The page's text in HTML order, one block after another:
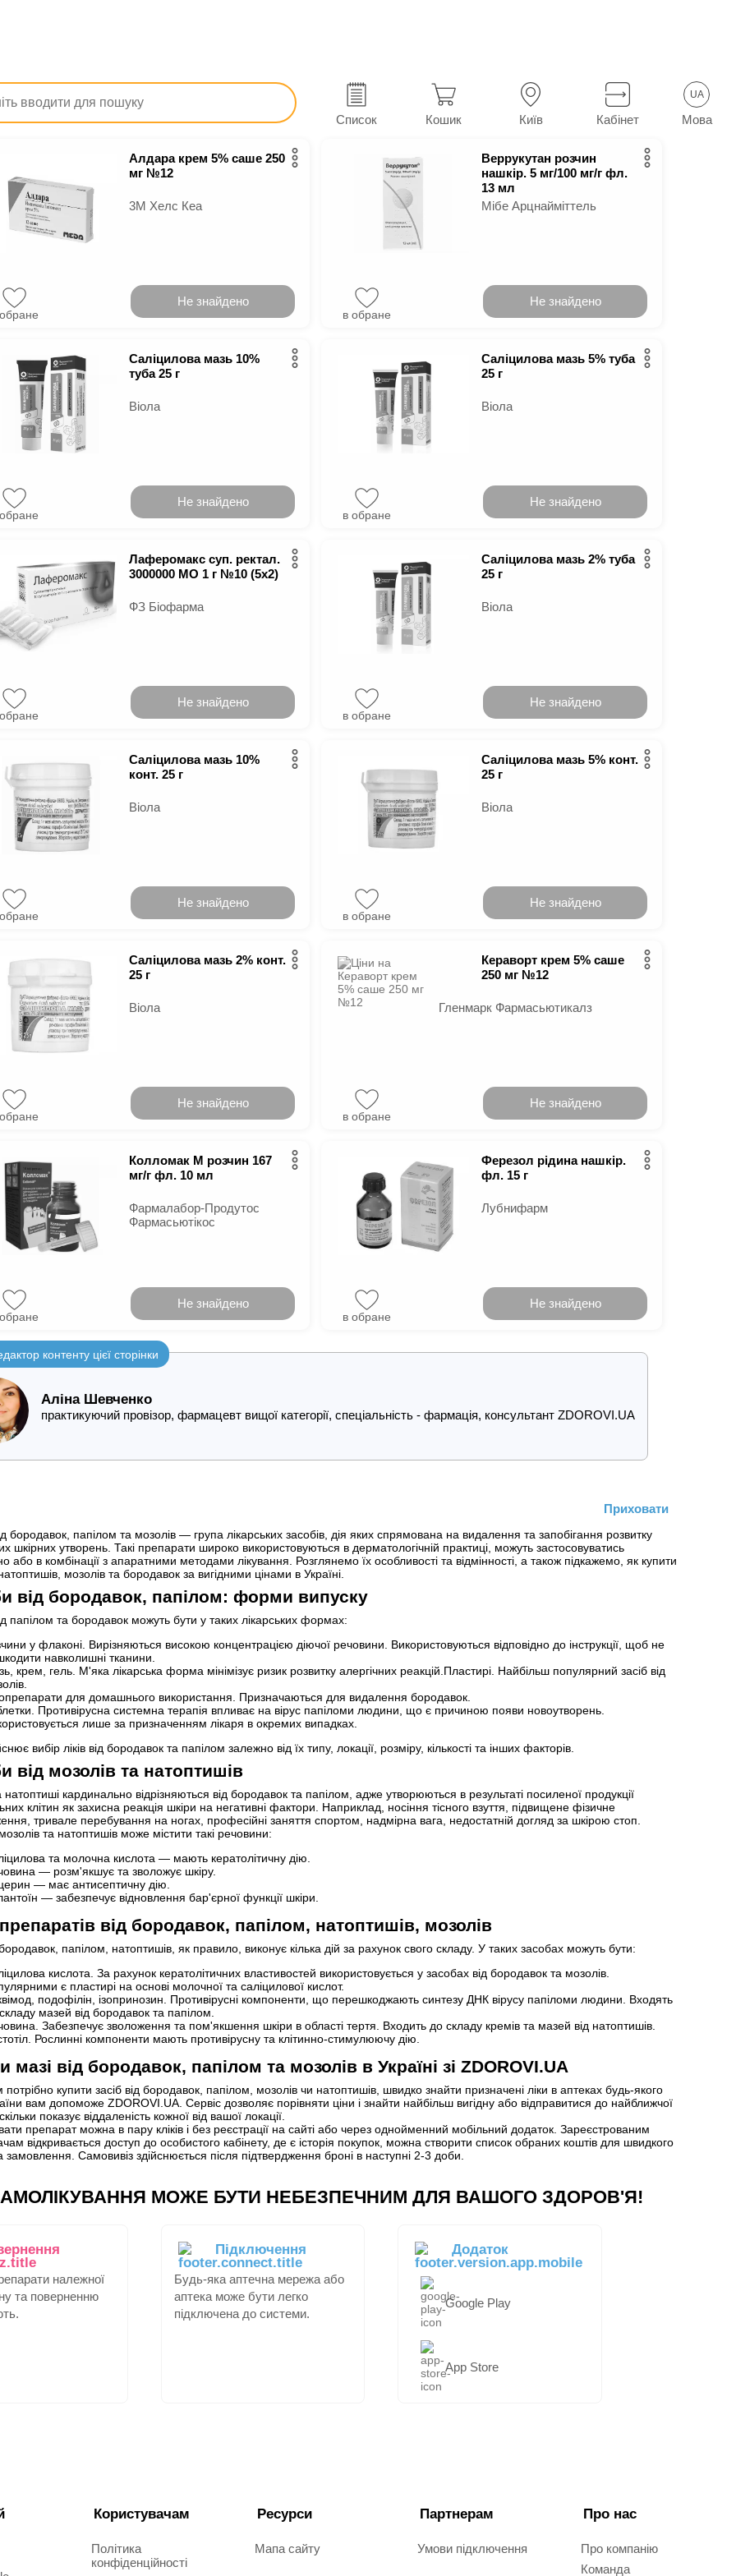
Список Кошик Київ Кабінет
UA
Мова
Ліки Дерматологічні Від мозолів, бородавок, кондилом у м.Київ
від мозолів, бородавок, кондилом
Алдара крем 5% саше 250
мг №12
3М Хелс Кеа
Не знайдено
Веррукутан розчин
нашкір. 5 мг/100 мг/г фл.
13 мл
Мібе Арцнайміттель
в обране
Не знайдено
Саліцилова мазь 10%
туба 25 г
Віола
Не знайдено
Саліцилова мазь 5% туба
25 г
Віола
в обране
Не знайдено
Лаферомакс суп. ректал.
3000000 МО 1 г №10 (5х2)
ФЗ Біофарма
Не знайдено
Саліцилова мазь 2% туба
25 г
Віола
в обране
Не знайдено
Саліцилова мазь 10%
конт. 25 г
Віола
Не знайдено
Саліцилова мазь 5% конт.
25 г
Віола
в обране
Не знайдено
Саліцилова мазь 2% конт.
25 г
Віола
Не знайдено
Кераворт крем 5% саше
250 мг №12
Гленмарк Фармасьютикалз
в обране
Не знайдено
Колломак М розчин 167
мг/г фл. 10 мл
Фармалабор-Продутос
Фармасьютікос
Не знайдено
Ферезол рідина нашкір.
фл. 15 г
Лубнифарм
в обране
Не знайдено
контенту цієї сторінки
Аліна Шевченко
практикуючий провізор, фармацевт вищої категорії, спеціальність - фармація, консультант ZDOROVI.UA
бородавок, папілом та мозолів — група лікарських засобів, дія яких спрямована на видалення та запобігання розвитку
шкірних утворень. Такі препарати широко використовуються в дерматологічній практиці, можуть застосовуватись
або в комбінації з апаратними методами лікування. Розглянемо їх особливості та відмінності, а також підкажемо, як купити
мозолів та бородавок за вигідними цінами в Україні.
від бородавок, папілом: форми випуску
папілом та бородавок можуть бути у таких лікарських формах:
у флаконі. Вирізняються високою концентрацією діючої речовини. Використовуються відповідно до інструкції, щоб не
навколишні тканини.
крем, гель. М'яка лікарська форма мінімізує ризик розвитку алергічних реакцій.Пластирі. Найбільш популярний засіб від
для домашнього використання. Призначаються для видалення бородавок.
Противірусна системна терапія впливає на вірус папіломи людини, що є причиною появи новоутворень.
лише за призначенням лікаря в окремих випадках.
вибір ліків від бородавок та папілом залежно від їх типу, локації, розміру, кількості та інших факторів.
від мозолів та натоптишів
натоптиші кардинально відрізняються від бородавок та папілом, адже утворюються в результаті посиленої продукції
клітин як захисна реакція шкіри на негативні фактори. Наприклад, носіння тісного взуття, підвищене фізичне
тривале перебування на ногах, професійні заняття спортом, надмірна вага, недостатній догляд за шкірою стоп.
та натоптишів може містити такі речовини:
та молочна кислота — мають кератолітичну дію.
— розм'якшує та зволожує шкіру.
— має антисептичну дію.
— забезпечує відновлення бар'єрної функції шкіри.
від бородавок, папілом, натоптишів, мозолів
папілом, натоптишів, як правило, виконує кілька дій за рахунок свого складу. У таких засобах можуть бути:
кислота. За рахунок кератолітичних властивостей використовується у засобах від бородавок та мозолів.
є пластирі на основі молочної та саліцилової кислот.
подофілін, ізопринозин. Противірусні компоненти, що перешкоджають синтезу ДНК вірусу папіломи людини. Входять
мазей від бородавок та папілом.
Забезпечує зволоження та пом'якшення шкіри в області тертя. Входить до складу кремів та мазей від натоптишів.
Рослинні компоненти мають противірусну та клітинно-стимулюючу дію.
мазі від бородавок, папілом та мозолів в Україні зі ZDOROVI.UA
купити засіб від бородавок, папілом, мозолів чи натоптишів, швидко знайти призначені ліки в аптеках будь-якого
вам допоможе ZDOROVI.UA. Сервіс дозволяє порівняти ціни і знайти найбільш вигідну або відправитися до найближчої
показує віддаленість кожної від вашої локації.
препарат можна в пару кліків і без реєстрації на сайті або через однойменний мобільний додаток. Зареєстрованим
відкривається доступ до особистого кабінету, де є історія покупок, можна створити список обраних коштів для швидкого
замовлення. Самовивіз здійснюється після підтвердження броні в наступні 2-3 доби.
Приховати
МОЖЕ БУТИ НЕБЕЗПЕЧНИМ ДЛЯ ВАШОГО ЗДОРОВ'Я!
належної
та поверненню
Підключення
Будь-яка аптечна мережа або
аптека може бути легко
підключена до системи.
Додаток
Google Play
App Store
Користувачам
Політика
конфіденційності
Ресурси
Мапа сайту
Партнерам
Умови підключення
Про нас
Про компанію
Команда